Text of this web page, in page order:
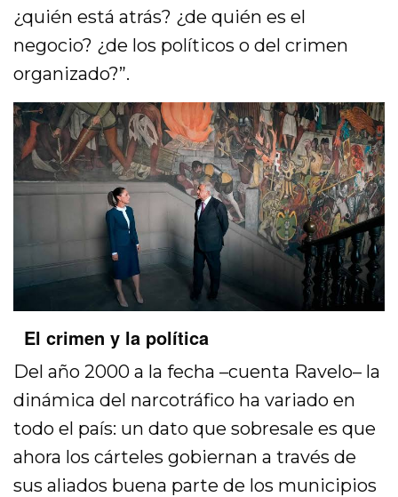
¿quién está atrás? ¿de quién es el
negocio? ¿de los políticos o del crimen
organizado?”.
El crimen y la política
Del año 2000 a la fecha –cuenta Ravelo– la
dinámica del narcotráfico ha variado en
todo el país: un dato que sobresale es que
ahora los cárteles gobiernan a través de
sus aliados buena parte de los municipios